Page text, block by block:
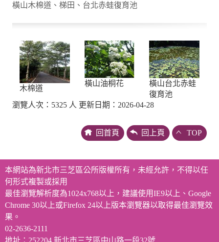
橫山木棉道、梯田、台北赤蛙復育池
木棉道
橫山油桐花
橫山台北赤蛙
復育池
瀏覽人次：5325 人 更新日期：2026-04-28
回首頁 回上頁 TOP
本網站為新北市三芝區公所版權所有，未經允許，不得以任
何形式複製或採用
最佳瀏覽解析度為1024x768以上，建議使用IE9以上、Google
Chrome 30以上或Firefox 24以上版本瀏覽器以取得最佳瀏覽效
果。
02-2636-2111
地址：252204 新北市三芝區中山路一段32號